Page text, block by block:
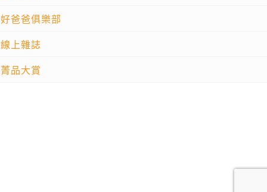
好爸爸俱樂部
線上雜誌
菁品大賞